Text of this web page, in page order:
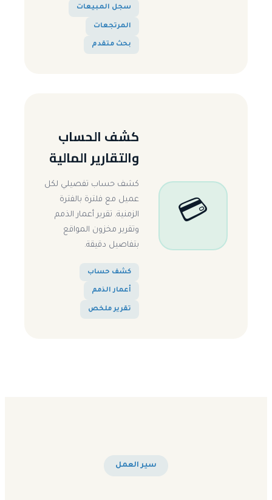
سجل المبيعات
المرتجعات
بحث متقدم
💳
كشف الحساب
والتقارير المالية
كشف حساب تفصيلي لكل
عميل مع فلترة بالفترة
الزمنية. تقرير أعمار الذمم
وتقرير مخزون المواقع
بتفاصيل دقيقة.
كشف حساب
أعمار الذمم
تقرير ملخص
سير العمل